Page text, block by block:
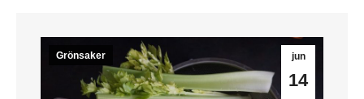
jun
14
Grönsaker